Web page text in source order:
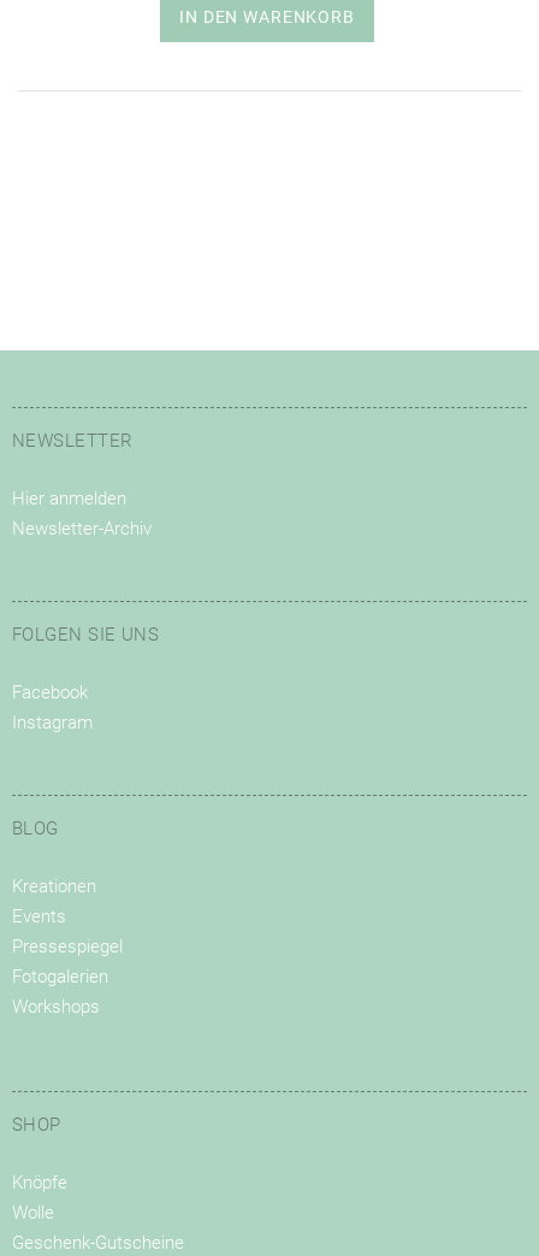
IN DEN WARENKORB
NEWSLETTER
Hier anmelden
Newsletter-Archiv
FOLGEN SIE UNS
Facebook
Instagram
BLOG
Kreationen
Events
Pressespiegel
Fotogalerien
Workshops
SHOP
Knöpfe
Wolle
Geschenk-Gutscheine